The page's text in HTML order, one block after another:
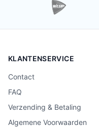
KLANTENSERVICE
Contact
FAQ
Verzending & Betaling
Algemene Voorwaarden